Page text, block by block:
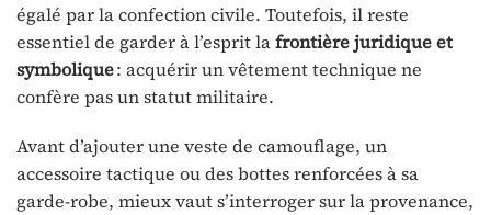
égalé par la confection civile. Toutefois, il reste
essentiel de garder à l’esprit lafrontière juridique et
symbolique: acquérir un vêtement technique ne
confère pas un statut militaire.
Avant d’ajouter une veste de camouflage, un
accessoire tactique ou des bottes renforcées à sa
garde-robe, mieux vaut s’interroger sur la provenance,